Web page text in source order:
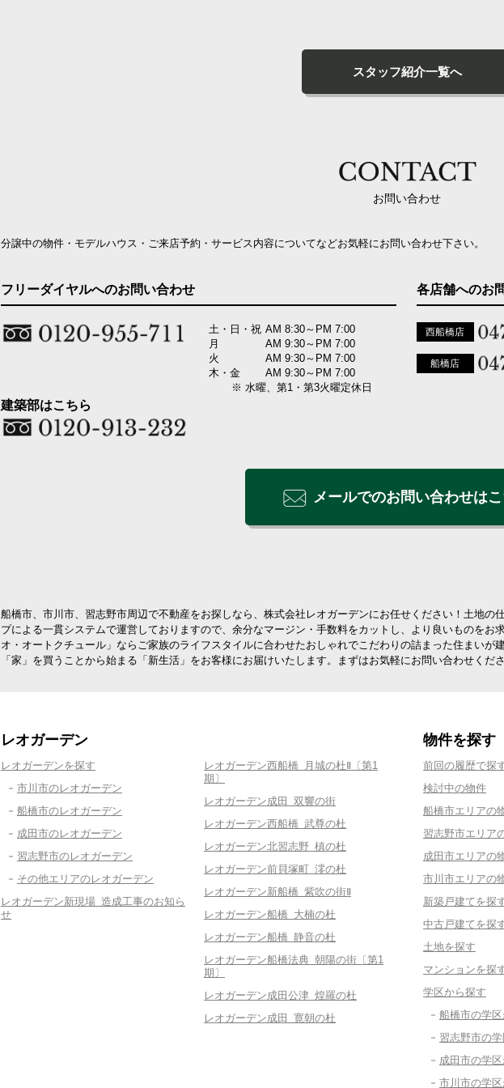
スタッフ紹介一覧へ
お問い合わせ
分譲中の物件・モデルハウス・ご来店予約・サービス内容についてなどお気軽にお問い合わせ下さい。
フリーダイヤルへのお問い合わせ
土・日・祝 AM 8:30～PM 7:00
月
AM 9:30～PM 7:00
火
AM 9:30～PM 7:00
木・金
AM 9:30～PM 7:00
※ 水曜、第1・第3火曜定休日
建築部はこちら
各店舗へのお
西船橋店
船橋店
メールでのお問い合わせは
船橋市、市川市、習志野市周辺で不動産をお探しなら、株式会社レオガーデンにお任せください！土地
プによる一貫システムで運営しておりますので、余分なマージン・手数料をカットし、より良いものを
オ・オートクチュール」ならご家族のライフスタイルに合わせたおしゃれでこだわりの詰まった住まいが
「家」を買うことから始まる「新生活」をお客様にお届けいたします。まずはお気軽にお問い合わせくださ
レオガーデン
レオガーデンを探す
市川市のレオガーデン
船橋市のレオガーデン
成田市のレオガーデン
習志野市のレオガーデン
その他エリアのレオガーデン
レオガーデン新現場 造成工事のお知ら
せ
レオガーデン西船橋 月城の杜Ⅱ〔第1
期〕
レオガーデン成田 双響の街
レオガーデン西船橋 武尊の杜
レオガーデン北習志野 槙の杜
レオガーデン前貝塚町 澪の杜
レオガーデン新船橋 紫吹の街Ⅱ
レオガーデン船橋 大楠の杜
レオガーデン船橋 静音の杜
レオガーデン船橋法典 朝陽の街〔第1
期〕
レオガーデン成田公津 煌羅の杜
レオガーデン成田 寛朝の杜
物件を探す
前回の履歴で探
検討中の物件
船橋市エリアの
習志野市エリア
成田市エリアの
市川市エリアの
新築戸建てを探
中古戸建てを探
土地を探す
マンションを探
学区から探す
船橋市の学
習志野市の
成田市の学
市川市の学